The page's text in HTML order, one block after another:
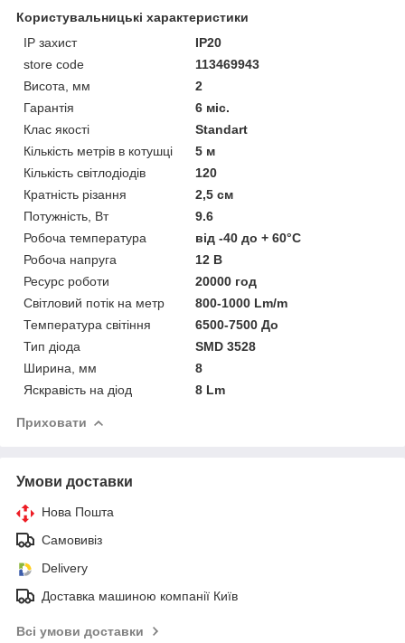
Користувальницькі характеристики
IP захист
IP20
store code
113469943
Висота, мм
2
Гарантія
6 міс.
Клас якості
Standart
Кількість метрів в котушці
5 м
Кількість світлодіодів
120
Кратність різання
2,5 см
Потужність, Вт
9.6
Робоча температура
від -40 до + 60°C
Робоча напруга
12 В
Ресурс роботи
20000 год
Світловий потік на метр
800-1000 Lm/m
Температура світіння
6500-7500 До
Тип діода
SMD 3528
Ширина, мм
8
Яскравість на діод
8 Lm
Приховати
Умови доставки
Нова Пошта
Самовивіз
Delivery
Доставка машиною компанії Київ
Всі умови доставки